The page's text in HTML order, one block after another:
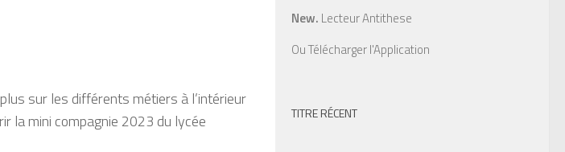
sur les différents métiers à l’intérieur
la mini compagnie 2023 du lycée
New. Lecteur Antithese
OuTélécharger l'Application
TITRE RÉCENT